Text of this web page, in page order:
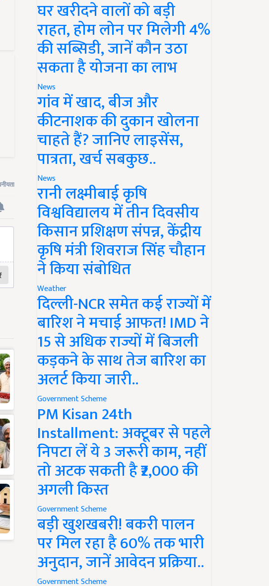
घर खरीदने वालों को बड़ी
राहत, होम लोन पर मिलेगी 4%
की सब्सिडी, जानें कौन उठा
सकता है योजना का लाभ
News
गांव में खाद, बीज और
कीटनाशक की दुकान खोलना
चाहते हैं? जानिए लाइसेंस,
पात्रता, खर्च सबकुछ..
News
रानी लक्ष्मीबाई कृषि
विश्वविद्यालय में तीन दिवसीय
किसान प्रशिक्षण संपन्न, केंद्रीय
कृषि मंत्री शिवराज सिंह चौहान
ने किया संबोधित
Weather
दिल्ली-NCR समेत कई राज्यों में
बारिश ने मचाई आफत! IMD ने
15 से अधिक राज्यों में बिजली
कड़कने के साथ तेज बारिश का
अलर्ट किया जारी..
Government Scheme
PM Kisan 24th
Installment: अक्टूबर से पहले
निपटा लें ये 3 जरूरी काम, नहीं
तो अटक सकती है ₹2,000 की
अगली किस्त
Government Scheme
बड़ी खुशखबरी! बकरी पालन
पर मिल रहा है 60% तक भारी
अनुदान, जानें आवेदन प्रक्रिया..
Government Scheme